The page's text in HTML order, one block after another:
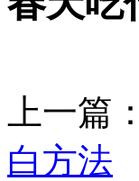
上一篇：
白方法